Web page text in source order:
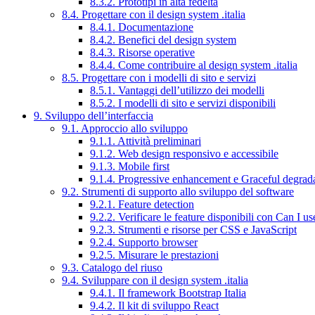
8.4. Progettare con il design system .italia
8.4.1. Documentazione
8.4.2. Benefici del design system
8.4.3. Risorse operative
8.4.4. Come contribuire al design system .italia
8.5. Progettare con i modelli di sito e servizi
8.5.1. Vantaggi dell’utilizzo dei modelli
8.5.2. I modelli di sito e servizi disponibili
9. Sviluppo dell’interfaccia
9.1. Approccio allo sviluppo
9.1.1. Attività preliminari
9.1.2. Web design responsivo e accessibile
9.1.3. Mobile first
9.1.4. Progressive enhancement e Graceful
9.2. Strumenti di supporto allo sviluppo del software
9.2.1. Feature detection
9.2.2. Verificare le feature disponibili con Can I
9.2.3. Strumenti e risorse per CSS e JavaScript
9.2.4. Supporto browser
9.2.5. Misurare le prestazioni
9.3. Catalogo del riuso
9.4. Sviluppare con il design system .italia
9.4.1. Il framework Bootstrap Italia
9.4.2. Il kit di sviluppo React